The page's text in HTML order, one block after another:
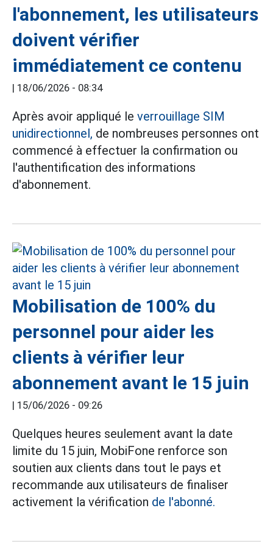
l'abonnement, les utilisateurs
doivent vérifier
immédiatement ce contenu
| 18/06/2026 - 08:34
Après avoir appliqué le verrouillage SIM
unidirectionnel, de nombreuses personnes ont
commencé à effectuer la confirmation ou
l'authentification des informations
d'abonnement.
Mobilisation de 100% du
personnel pour aider les
clients à vérifier leur
abonnement avant le 15 juin
| 15/06/2026 - 09:26
Quelques heures seulement avant la date
limite du 15 juin, MobiFone renforce son
soutien aux clients dans tout le pays et
recommande aux utilisateurs de finaliser
activement la vérification de l'abonné.